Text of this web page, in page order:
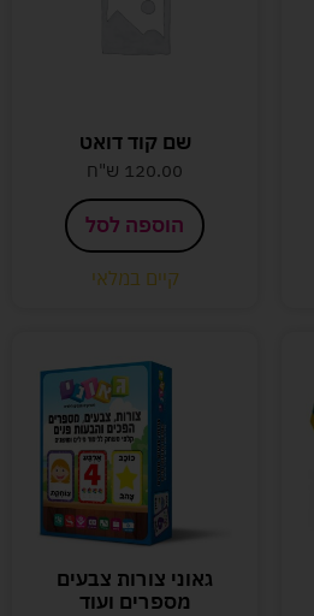
שם קוד דואט
120.00 ש"ח
הוספה לסל
קיים במלאי
גאוני צורות צבעים
מספרים ועוד